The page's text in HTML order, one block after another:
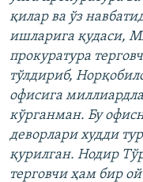
қилар ва ўз
ишларига қудаси,
прокуратура
тўлдириб,
офисига
кўрганман. Бу
деворлари худди
қурилган. Нодир
терговчи ҳам бир